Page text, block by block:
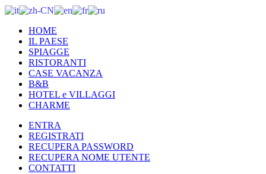
HOME
IL PAESE
SPIAGGE
RISTORANTI
CASE VACANZA
B&B
HOTEL e VILLAGGI
CHARME
ENTRA
REGISTRATI
RECUPERA PASSWORD
RECUPERA NOME UTENTE
CONTATTI